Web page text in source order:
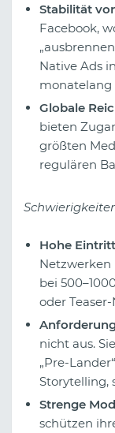
Stabilität
Facebook,
Native Ads
monatelang
Globale
bieten
größten
regulären
Hohe
bei
oder
nicht aus.
„Pre-
Storytelling,
Strenge
schützen